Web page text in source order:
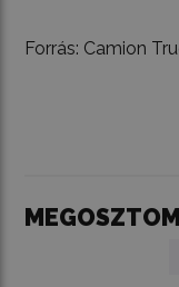
Forrás: Camion